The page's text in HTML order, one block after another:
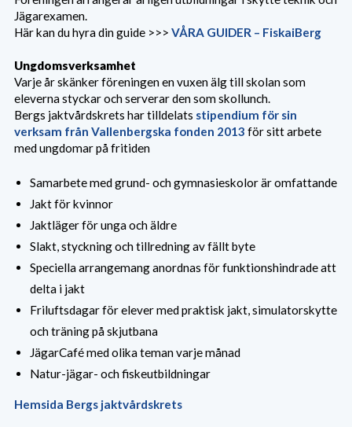
Jägarexamen.
Här kan du hyra din guide >>> VÅRA GUIDER – FiskaiBerg
Ungdomsverksamhet
Varje år skänker föreningen en vuxen älg till skolan som
eleverna styckar och serverar den som skollunch.
Bergs jaktvårdskrets har tilldelats stipendium för sin
verksam från Vallenbergska fonden 2013 för sitt arbete
med ungdomar på fritiden
​Samarbete med grund- och gymnasieskolor är omfattande
​Jakt för kvinnor
Jaktläger för unga och äldre
Slakt, styckning och tillredning av fällt byte
Speciella arrangemang anordnas för funktionshindrade att
delta i jakt
Friluftsdagar för elever med praktisk jakt, simulatorskytte
och träning på skjutbana
JägarCafé med olika teman varje månad
Natur-jägar- och fiskeutbildningar
Hemsida Bergs jaktvårdskrets